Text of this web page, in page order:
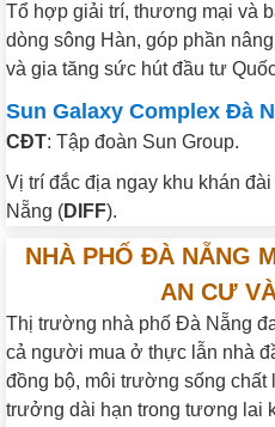
Tổ hợp giải trí, thương mại và
dòng sông Hàn, góp phần
và gia tăng sức hút đầu tư
Sun Galaxy Complex Đà
CĐT: Tập đoàn Sun Group.
Vị trí đắc địa ngay khu khán
Nẵng (DIFF).
NHÀ PHỐ ĐÀ NẴNG
AN CƯ
Thị trường nhà phố Đà Nẵng
cả người mua ở thực lẫn nhà
đồng bộ, môi trường sống chất
trưởng dài hạn trong tương lai